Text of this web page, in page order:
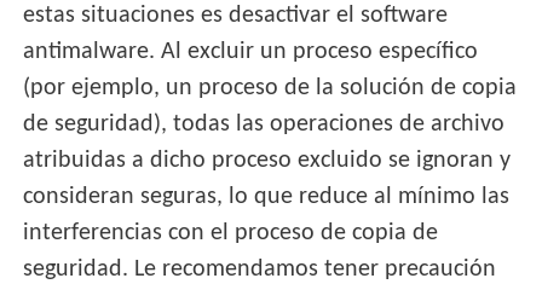
estas situaciones es desactivar el software
antimalware. Al excluir un proceso específico
(por ejemplo, un proceso de la solución de copia
de seguridad), todas las operaciones de archivo
atribuidas a dicho proceso excluido se ignoran y
consideran seguras, lo que reduce al mínimo las
interferencias con el proceso de copia de
seguridad. Le recomendamos tener precaución